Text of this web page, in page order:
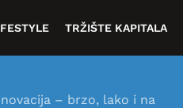
TRŽIŠTE KAPITALA
– brzo, lako i na